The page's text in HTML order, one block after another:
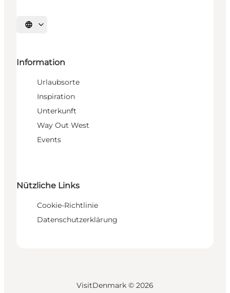
Sprache auswählen
Information
Urlaubsorte
Inspiration
Unterkunft
Way Out West
Events
Nützliche Links
Cookie-Richtlinie
Datenschutzerklärung
VisitDenmark © 2026